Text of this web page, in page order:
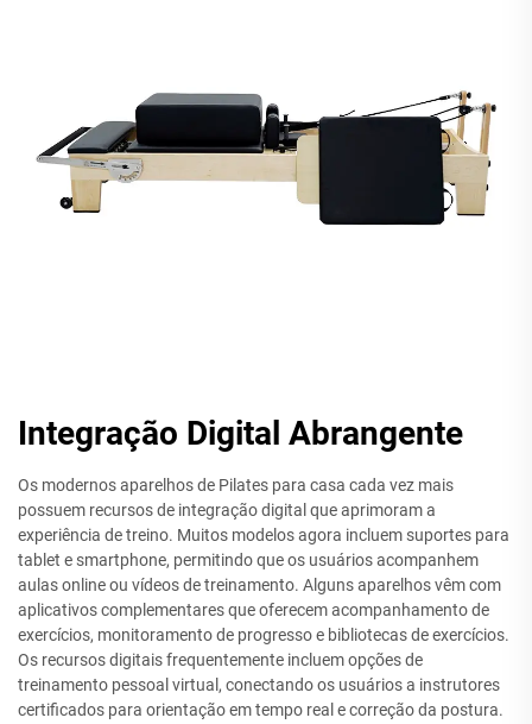
Integração Digital Abrangente
Os modernos aparelhos de Pilates para casa cada vez mais
possuem recursos de integração digital que aprimoram a
experiência de treino. Muitos modelos agora incluem suportes para
tablet e smartphone, permitindo que os usuários acompanhem
aulas online ou vídeos de treinamento. Alguns aparelhos vêm com
aplicativos complementares que oferecem acompanhamento de
exercícios, monitoramento de progresso e bibliotecas de exercícios.
Os recursos digitais frequentemente incluem opções de
treinamento pessoal virtual, conectando os usuários a instrutores
certificados para orientação em tempo real e correção da postura.